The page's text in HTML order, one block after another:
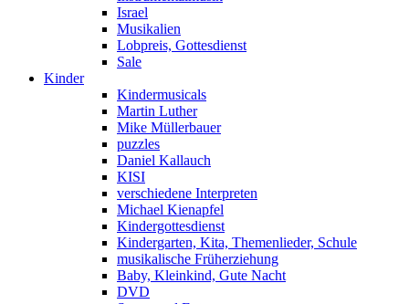
Israel
Musikalien
Lobpreis, Gottesdienst
Sale
Kinder
Kindermusicals
Martin Luther
Mike Müllerbauer
puzzles
Daniel Kallauch
KISI
verschiedene Interpreten
Michael Kienapfel
Kindergottesdienst
Kindergarten, Kita, Themenlieder, Schule
musikalische Früherziehung
Baby, Kleinkind, Gute Nacht
DVD